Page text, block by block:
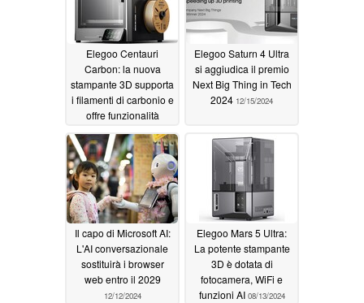
Elegoo Centauri
Carbon: la nuova
stampante 3D supporta
i filamenti di carbonio e
offre funzionalità
moderne02/06/2025
Elegoo Saturn 4 Ultra
si aggiudica il premio
Next Big Thing in Tech
2024 12/15/2024
Il capo di Microsoft AI:
L'AI conversazionale
sostituirà i browser
web entro il 2029
12/12/2024
Elegoo Mars 5 Ultra:
La potente stampante
3D è dotata di
fotocamera, WiFi e
funzioni AI 08/13/2024